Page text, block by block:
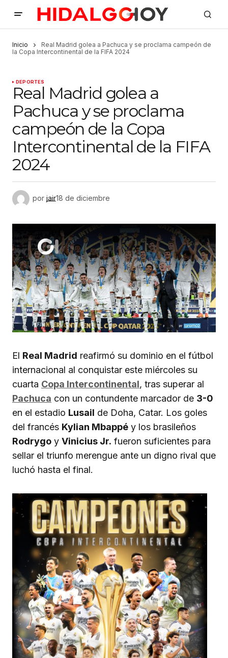
Inicio
Real Madrid golea a Pachuca y se proclama campeón de
la Copa Intercontinental de la FIFA 2024
DEPORTES
Real Madrid golea a
Pachuca y se proclama
campeón de la Copa
Intercontinental de la FIFA
2024
por jair18 de diciembre
El Real Madrid reafirmó su dominio en el fútbol
internacional al conquistar este miércoles su
cuarta Copa Intercontinental, tras superar al
Pachuca con un contundente marcador de 3-0
en el estadio Lusail de Doha, Catar. Los goles
del francés Kylian Mbappé y los brasileños
Rodrygo y Vinicius Jr. fueron suficientes para
sellar el triunfo merengue ante un digno rival que
luchó hasta el final.